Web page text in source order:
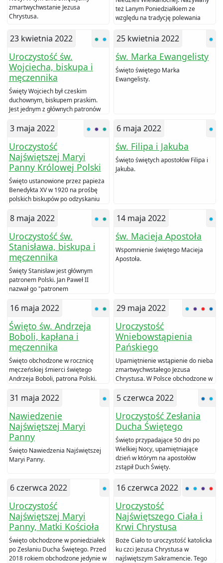
zmartwychwstanie Jezusa
Chrystusa.
też Lanym Poniedziałkiem ze
względu na tradycję polewania
23 kwietnia 2022
Uroczystość św.
Wojciecha, biskupa i
męczennika
Święty Wojciech był czeskim
duchownym, biskupem praskim.
Jest jednym z głównych patronów
25 kwietnia 2022
św. Marka Ewangelisty
Święto świętego Marka
Ewangelisty.
3 maja 2022
Uroczystość
Najświętszej Maryi
Panny Królowej Polski
Święto ustanowione przez papieża
Benedykta XV w 1920 na prośbę
polskich biskupów po odzyskaniu
1918.
6 maja 2022
św. Filipa i Jakuba
Święto świętych apostołów Filipa i
Jakuba.
8 maja 2022
Uroczystość św.
Stanisława, biskupa i
męczennika
Święty Stanisław jest głównym
patronem Polski. Jan Paweł II
nazwał go "patronem
moralnego".
14 maja 2022
św. Macieja Apostoła
Wspomnienie świętego Macieja
Apostoła.
16 maja 2022
Święto św. Andrzeja
Boboli, kapłana i
męczennika
Święto obchodzone w rocznicę
męczeńskiej śmierci świętego
Andrzeja Boboli, patrona Polski.
29 maja 2022
Uroczystość
Wniebowstąpienia
Pańskiego
Upamiętnienie wstąpienie do nieba
zmartwychwstałego Jezusa
Chrystusa. W Polsce obchodzone w
31 maja 2022
Nawiedzenie
Najświętszej Maryi
Panny
Święto Nawiedzenia Najświętszej
Maryi Panny.
5 czerwca 2022
Uroczystość Zesłania
Ducha Świętego
Święto przypadające 50 dni po
Wielkiej Nocy, upamiętniające
dzień w którym na apostołów
zstąpił Duch Święty.
6 czerwca 2022
Uroczystość
Najświętszej Maryi
Panny, Matki Kościoła
Święto obchodzone w poniedziałek
po Zesłaniu Ducha Świętego. Przed
2018 rokiem obchodzone jedynie w
16 czerwca 2022
Uroczystość
Najświętszego Ciała i
Krwi Chrystusa
Boże Ciało to uroczystość katolicka
ku czci Jezusa Chrystusa w
najświętszym Sakramencie. Tego